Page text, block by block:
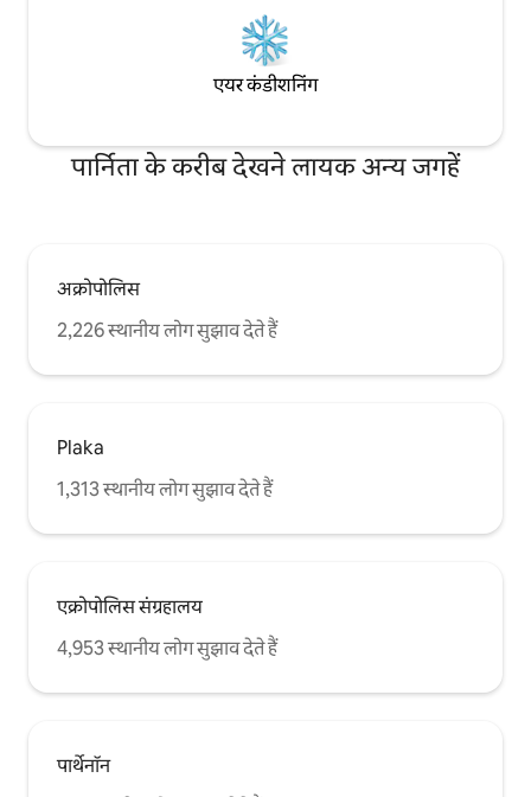
एयर कंडीशनिंग
पार्निता के करीब देखने लायक अन्य जगहें
अक्रोपोलिस
2,226 स्थानीय लोग सुझाव देते हैं
Plaka
1,313 स्थानीय लोग सुझाव देते हैं
एक्रोपोलिस संग्रहालय
4,953 स्थानीय लोग सुझाव देते हैं
पार्थेनॉन